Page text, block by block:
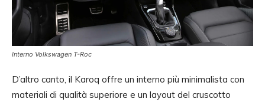
Interno Volkswagen T-Roc
D’altro canto, il Karoq offre un interno più minimalista con
materiali di qualità superiore e un layout del cruscotto